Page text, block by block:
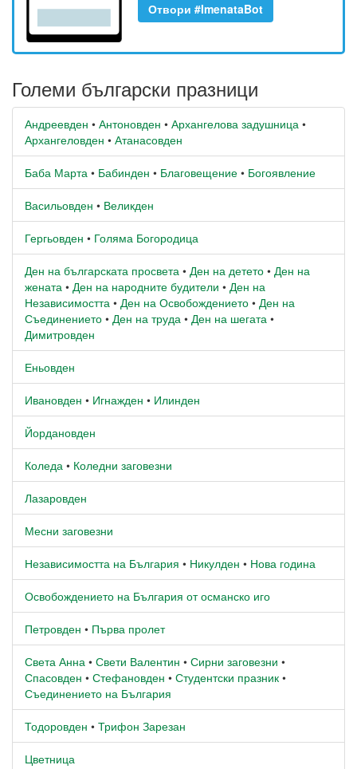
Отвори #ImenataBot
Големи български празници
Андреевден • Антоновден • Архангелова задушница •
Архангеловден • Атанасовден
Баба Марта • Бабинден • Благовещение • Богоявление
Васильовден • Великден
Гергьовден • Голяма Богородица
Ден на българската просвета • Ден на детето • Ден на
жената • Ден на народните будители • Ден на
Независимостта • Ден на Освобождението • Ден на
Съединението • Ден на труда • Ден на шегата •
Димитровден
Еньовден
Ивановден • Игнажден • Илинден
Йордановден
Коледа • Коледни заговезни
Лазаровден
Месни заговезни
Независимостта на България • Никулден • Нова година
Освобождението на България от османско иго
Петровден • Първа пролет
Света Анна • Свети Валентин • Сирни заговезни •
Спасовден • Стефановден • Студентски празник •
Съединението на България
Тодоровден • Трифон Зарезан
Цветница